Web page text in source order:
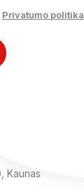
Privatumo politika
Kaunas